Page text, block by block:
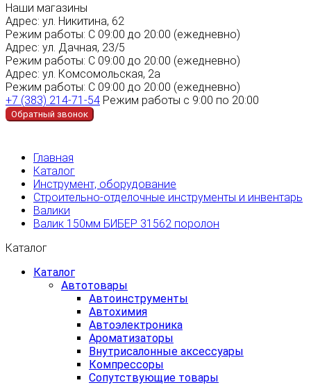
Наши магазины
Адрес: ул. Никитина, 62
Режим работы: С 09:00 до 20:00 (ежедневно)
Адрес: ул. Дачная, 23/5
Режим работы: С 09:00 до 20:00 (ежедневно)
Адрес: ул. Комсомольская, 2а
Режим работы: С 09:00 до 20:00 (ежедневно)
+7 (383) 214-71-54 Режим работы с 9:00 по 20:00
Обратный звонок
Главная
Каталог
Инструмент, оборудование
Строительно-отделочные инструменты и инвентарь
Валики
Валик 150мм БИБЕР 31562 поролон
Каталог
Каталог
Автотовары
Автоинструменты
Автохимия
Автоэлектроника
Ароматизаторы
Внутрисалонные аксессуары
Компрессоры
Сопутствующие товары